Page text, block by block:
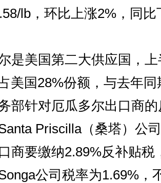
lb，环比上涨2%，同比
美国第二大供应国，上
美国28%份额，与去年
部针对厄瓜多尔出口商
Priscilla（桑塔）公
商要缴纳2.89%反补贴税
公司税率为1.69%，